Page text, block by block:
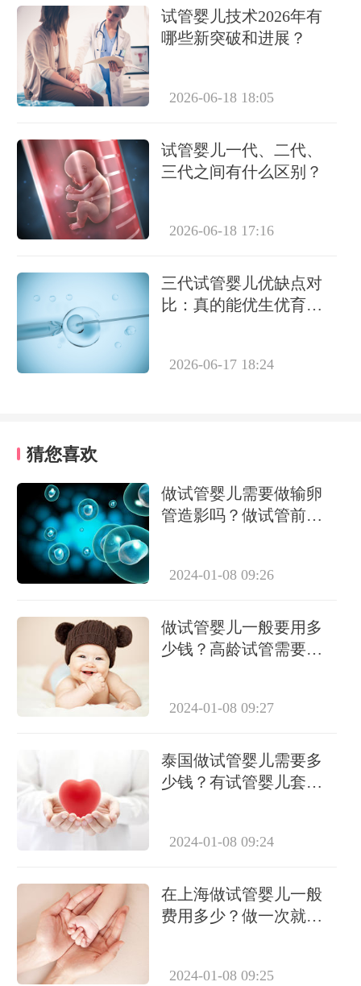
试管婴儿技术2026年有
哪些新突破和进展？
2026-06-18 18:05
试管婴儿一代、二代、
三代之间有什么区别？
2026-06-18 17:16
三代试管婴儿优缺点对
比：真的能优生优育
2026-06-17 18:24
猜您喜欢
做试管婴儿需要做输卵
管造影吗？做试管前必
2024-01-08 09:26
做试管婴儿一般要用多
少钱？高龄试管需要做
2024-01-08 09:27
泰国做试管婴儿需要多
少钱？有试管婴儿套餐
2024-01-08 09:24
在上海做试管婴儿一般
费用多少？做一次就能
2024-01-08 09:25